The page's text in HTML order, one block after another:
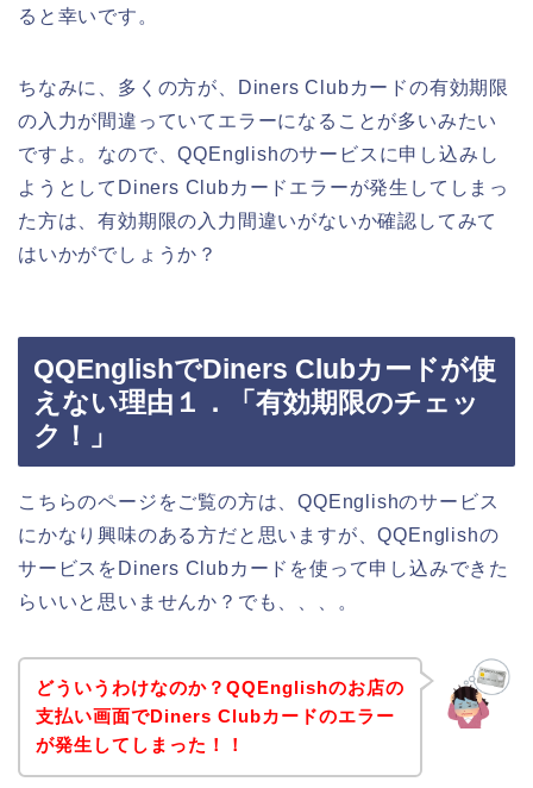
ると幸いです。
ちなみに、多くの方が、Diners Clubカードの有効期限
の入力が間違っていてエラーになることが多いみたい
ですよ。なので、QQEnglishのサービスに申し込みし
ようとしてDiners Clubカードエラーが発生してしまっ
た方は、有効期限の入力間違いがないか確認してみて
はいかがでしょうか？
QQEnglishでDiners Clubカードが使
えない理由１．「有効期限のチェッ
ク！」
こちらのページをご覧の方は、QQEnglishのサービス
にかなり興味のある方だと思いますが、QQEnglishの
サービスをDiners Clubカードを使って申し込みできた
らいいと思いませんか？でも、、、。
どういうわけなのか？QQEnglishのお店の
支払い画面でDiners Clubカードのエラー
が発生してしまった！！